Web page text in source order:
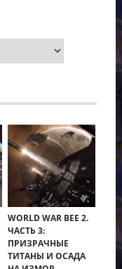
WORLD WAR BEE 2.
ЧАСТЬ 3:
ПРИЗРАЧНЫЕ
ТИТАНЫ И ОСАДА